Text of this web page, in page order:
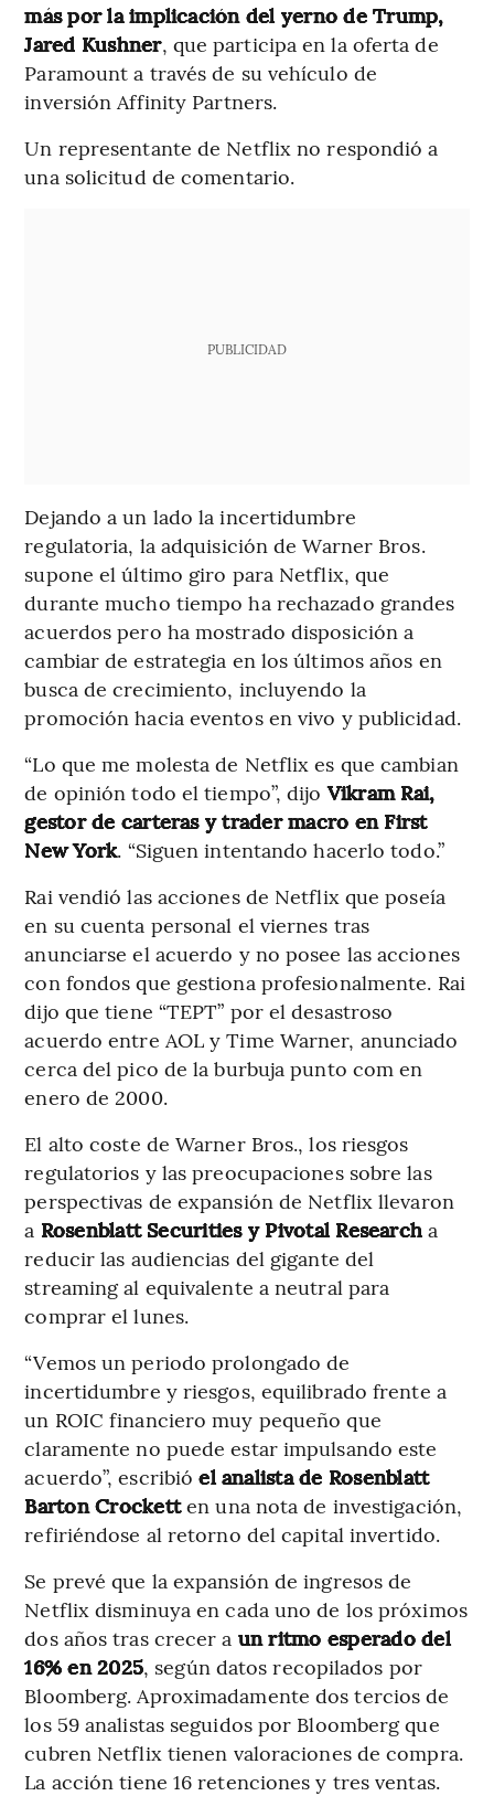
más por la implicación del yerno de Trump,
Jared Kushner, que participa en la oferta de
Paramount a través de su vehículo de
inversión Affinity Partners.
Un representante de Netflix no respondió a
una solicitud de comentario.
PUBLICIDAD
Dejando a un lado la incertidumbre
regulatoria, la adquisición de Warner Bros.
supone el último giro para Netflix, que
durante mucho tiempo ha rechazado grandes
acuerdos pero ha mostrado disposición a
cambiar de estrategia en los últimos años en
busca de crecimiento, incluyendo la
promoción hacia eventos en vivo y publicidad.
“Lo que me molesta de Netflix es que cambian
de opinión todo el tiempo”, dijoVikram Rai,
gestor de carteras y trader macro en First
New York. “Siguen intentando hacerlo todo.”
Rai vendió las acciones de Netflix que poseía
en su cuenta personal el viernes tras
anunciarse el acuerdo y no posee las acciones
con fondos que gestiona profesionalmente. Rai
dijo que tiene “TEPT” por el desastroso
acuerdo entre AOL y Time Warner, anunciado
cerca del pico de la burbuja punto com en
enero de 2000.
El alto coste de Warner Bros., los riesgos
regulatorios y las preocupaciones sobre las
perspectivas de expansión de Netflix llevaron
a Rosenblatt Securities y Pivotal Research a
reducir las audiencias del gigante del
streaming al equivalente a neutral para
comprar el lunes.
“Vemos un periodo prolongado de
incertidumbre y riesgos, equilibrado frente a
un ROIC financiero muy pequeño que
claramente no puede estar impulsando este
acuerdo”, escribióel analista de Rosenblatt
Barton Crocketten una nota de investigación,
refiriéndose al retorno del capital invertido.
Se prevé que la expansión de ingresos de
Netflix disminuya en cada uno de los próximos
dos años tras crecer a un ritmo esperado del
16% en 2025, según datos recopilados por
Bloomberg. Aproximadamente dos tercios de
los 59 analistas seguidos por Bloomberg que
cubren Netflix tienen valoraciones de compra.
La acción tiene 16 retenciones y tres ventas.